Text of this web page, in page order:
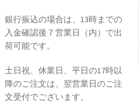
銀行振込の場合は、13時までの
入金確認後７営業日（内）で出
荷可能です。
土日祝、休業日、平日の17時以
降のご注文は、翌営業日のご注
文受付でございます。